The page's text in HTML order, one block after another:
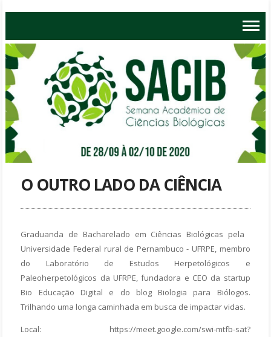
O OUTRO LADO DA CIÊNCIA
Graduanda de Bacharelado em Ciências Biológicas pela
Universidade Federal rural de Pernambuco - UFRPE, membro
do Laboratório de Estudos Herpetológicos e
Paleoherpetológicos da UFRPE, fundadora e CEO da startup
Bio Educação Digital e do blog Biologia para Biólogos.
Trilhando uma longa caminhada em busca de impactar vidas.
Local: https://meet.google.com/swi-mtfb-sat?